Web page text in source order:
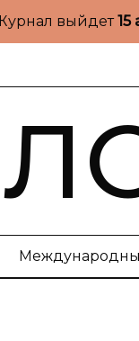
выйдет15